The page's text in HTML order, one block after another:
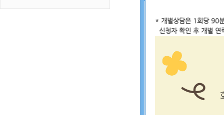
* 개별상담은 1회당 90
신청자 확인 후 개별